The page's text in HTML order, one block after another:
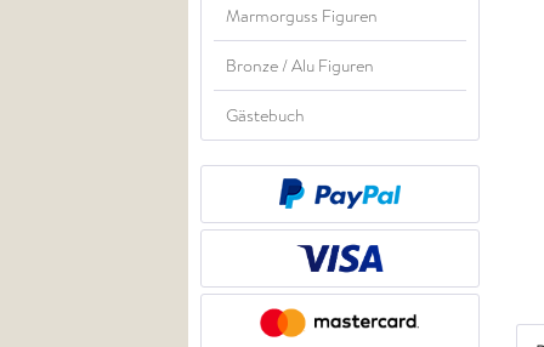
Marmorguss Figuren
Bronze / Alu Figuren
Gästebuch